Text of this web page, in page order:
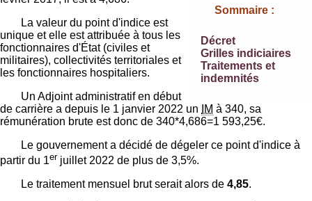
Sommaire :
Décret
Grilles indiciaires
Traitements et
indemnités
La valeur du point d'indice est
unique et elle est attribuée à tous les
fonctionnaires d'État (civiles et
militaires), collectivités territoriales et
les fonctionnaires hospitaliers.
Un Adjoint administratif en début
de carrière a depuis le 1 janvier 2022 un
IM à 340, sa
rémunération brute est donc de 340*4,686=1 593,25€.
Le gouvernement a décidé de dégeler ce point d'indice à
partir du 1er juillet 2022 de plus de 3,5%.
Le traitement mensuel brut serait alors de 4,85.